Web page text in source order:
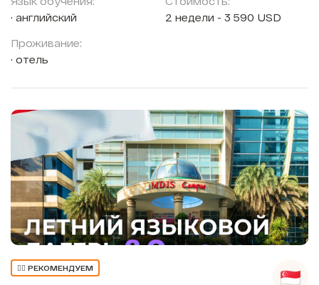
английский
Проживание:
отель
2 недели - 3 590 USD
👍🏼 РЕКОМЕНДУЕМ